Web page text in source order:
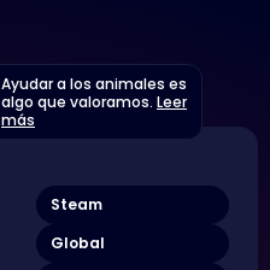
Ayudar a los animales es
algo que valoramos. Leer
más
Steam
Global